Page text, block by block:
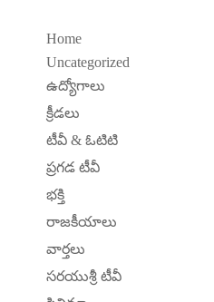
Home
Uncategorized
ఉద్యోగాలు
క్రీడలు
టీవీ & ఓటిటి
ప్రగడ టీవీ
భక్తి
రాజకీయాలు
వార్తలు
సరయుశ్రీ టీవీ